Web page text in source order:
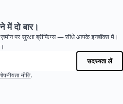
में दो बार।
पर सुरक्षा ब्रीफिंग्स — सीधे आपके इनबॉक्स में।
सदस्यता लें
नीति.